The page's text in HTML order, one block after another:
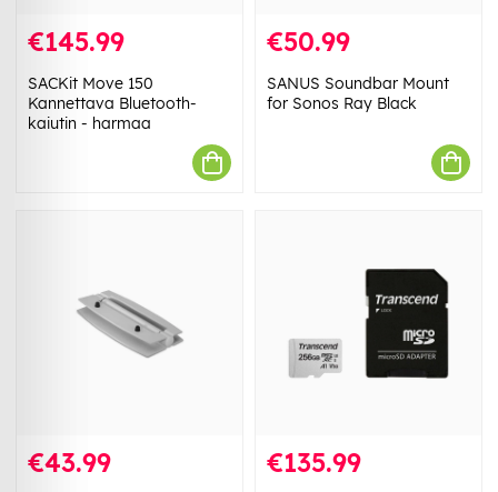
€145.99
SACKit Move 150
Kannettava Bluetooth-
kaiutin - harmaa
€50.99
SANUS Soundbar Mount
for Sonos Ray Black
€43.99 €135.99